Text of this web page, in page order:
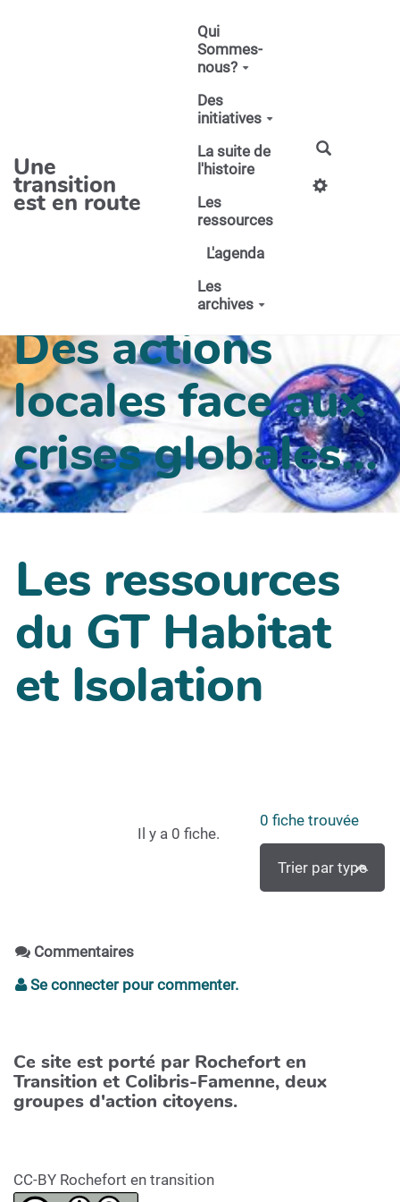
Une
transition
est en route
Qui
Sommes-
nous?
Des
initiatives
La suite de
l'histoire
Les
ressources
L'agenda
Les
archives
Des actions
locales face aux
crises globales...
Les ressources
du GT Habitat
et Isolation
0 fiche trouvée
Trier par type
Il y a 0 fiche.
Commentaires
Se connecter pour commenter.
Ce site est porté par Rochefort en
Transition et Colibris-Famenne, deux
groupes d'action citoyens.
CC-BY Rochefort en transition